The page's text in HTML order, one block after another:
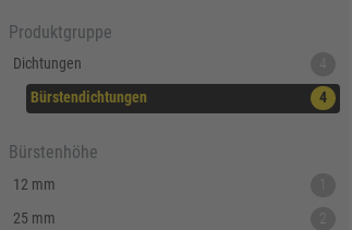
Produktgruppe
Dichtungen
4
Bürstendichtungen
4
Bürstenhöhe
12 mm
25 mm
2